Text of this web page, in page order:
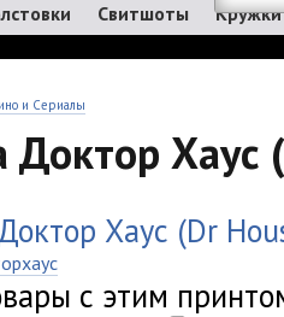
Свитшоты Кружки
и Сериалы
Доктор Хаус
хаус
с этим